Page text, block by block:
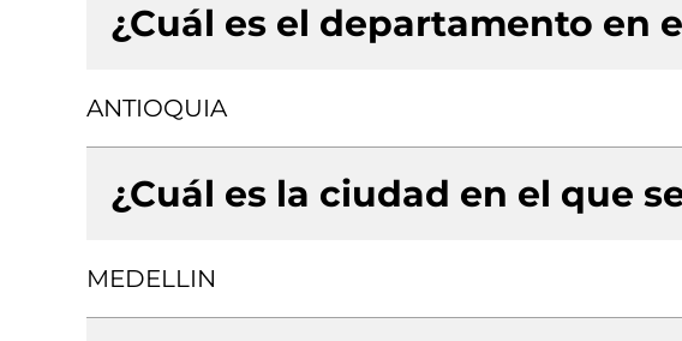
¿Cuál es el departamento en
ANTIOQUIA
¿Cuál es la ciudad en el que
MEDELLIN